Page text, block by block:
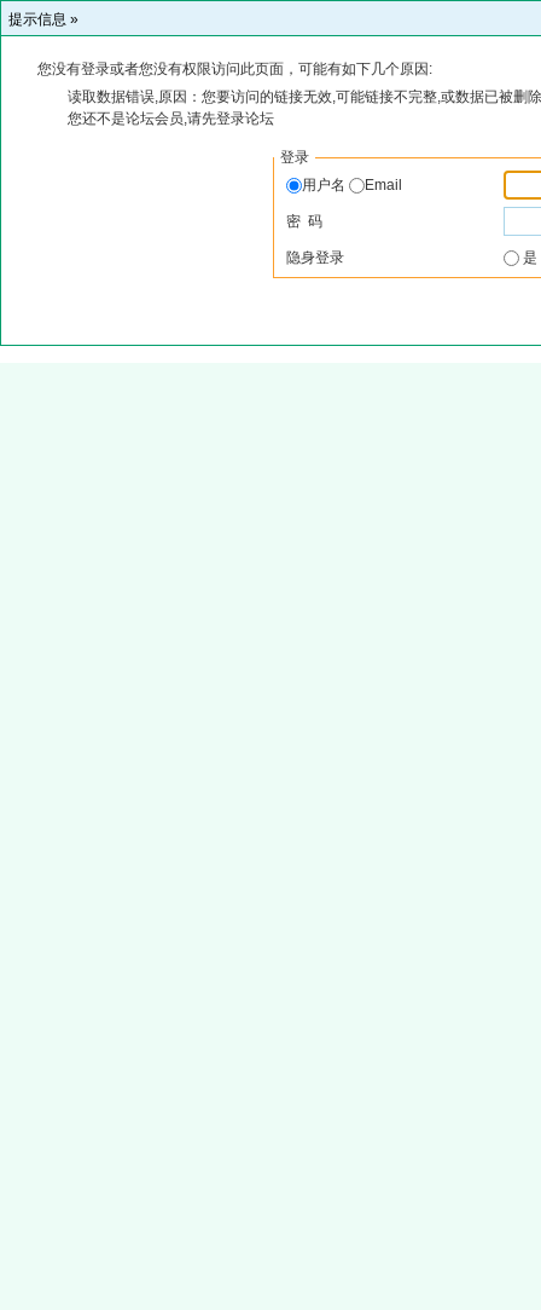
提示信息 »
您没有登录或者您没有权限访问此页面，可能有如下几个原因:
读取数据错误,原因：您要访问的链接无效,可能链接不完整,或数据已被删
您还不是论坛会员,请先登录论坛
登录
用户名
Email
密 码
隐身登录